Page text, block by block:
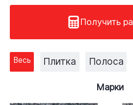
Получить
Весь Плитка Полоса
Марки